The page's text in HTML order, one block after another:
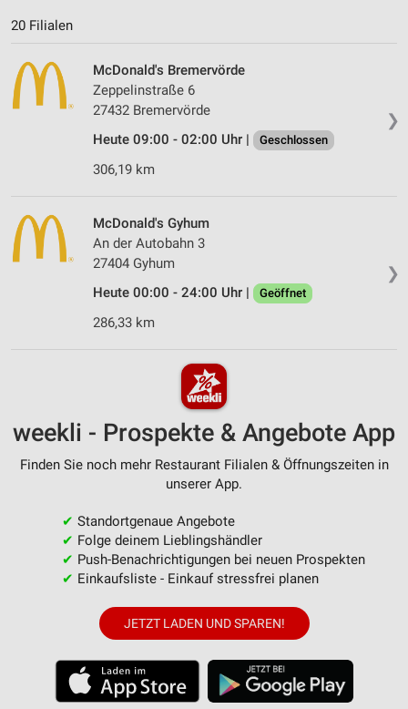
20 Filialen
❯
McDonald's Bremervörde
Zeppelinstraße 6
27432 Bremervörde
Heute 09:00 - 02:00 Uhr |
Geschlossen
306,19 km
❯
McDonald's Gyhum
An der Autobahn 3
27404 Gyhum
Heute 00:00 - 24:00 Uhr |
Geöffnet
286,33 km
weekli - Prospekte & Angebote App
Finden Sie noch mehr Restaurant Filialen & Öffnungszeiten in
unserer App.
✔ Standortgenaue Angebote
✔ Folge deinem Lieblingshändler
✔ Push-Benachrichtigungen bei neuen Prospekten
✔ Einkaufsliste - Einkauf stressfrei planen
JETZT LADEN UND SPAREN!